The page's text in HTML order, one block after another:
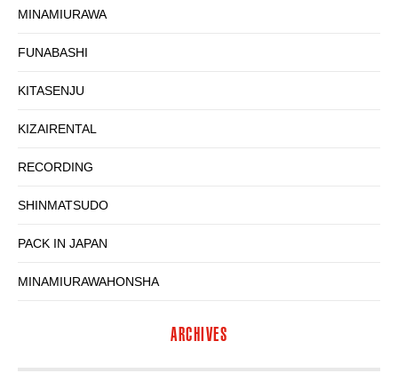
MINAMIURAWA
FUNABASHI
KITASENJU
KIZAIRENTAL
RECORDING
SHINMATSUDO
PACK IN JAPAN
MINAMIURAWAHONSHA
ARCHIVES